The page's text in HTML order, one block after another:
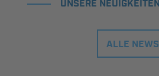
UNSERE
ALLE NEWS